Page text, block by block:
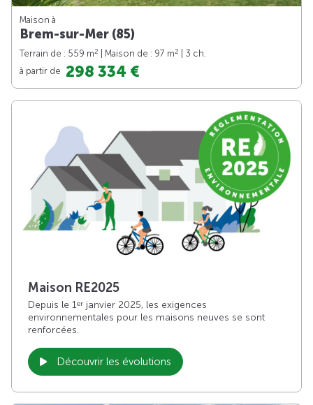
Maison à
Brem-sur-Mer (85)
Terrain de : 559 m2 | Maison de : 97 m2
| 3 ch.
à partir de 298 334 €
Maison RE2025
Depuis le 1er janvier 2025, les exigences
environnementales pour les maisons neuves se sont
renforcées.
Découvrir les évolutions